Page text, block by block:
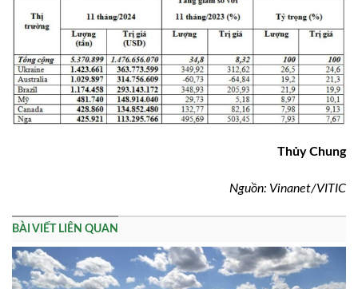
Thủy Chung
Nguồn: Vinanet/VITIC
BÀI VIẾT LIÊN QUAN